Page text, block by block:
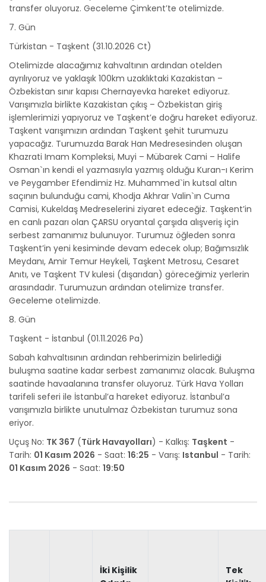
transfer oluyoruz. Geceleme Çimkent’te otelimizde.
7. Gün
Türkistan - Taşkent (31.10.2026 Ct)
Otelimizde alacağımız kahvaltının ardından otelden
ayrılıyoruz ve yaklaşık 100km uzaklıktaki Kazakistan –
Özbekistan sınır kapısı Chernayevka hareket ediyoruz.
Varışımızla birlikte Kazakistan çıkış – Özbekistan giriş
işlemlerimizi yapıyoruz ve Taşkent’e doğru hareket ediyoruz.
Taşkent varışımızın ardından Taşkent şehit turumuzu
yapacağız. Turumuzda Barak Han Medresesinden oluşan
Khazrati Imam Kompleksi, Muyi – Mübarek Cami – Halife
Osman`ın kendi el yazmasıyla yazmış olduğu Kuran-ı Kerim
ve Peygamber Efendimiz Hz. Muhammed`in kutsal altın
saçının bulunduğu cami, Khodja Akhrar Valin`ın Cuma
Camisi, Kukeldaş Medreselerini ziyaret edeceğiz. Taşkent’in
en canlı pazarı olan ÇARSU oryantal çarşıda alışveriş için
serbest zamanımız bulunuyor. Turumuz öğleden sonra
Taşkent’in yeni kesiminde devam edecek olup; Bağımsızlık
Meydanı, Amir Temur Heykeli, Taşkent Metrosu, Cesaret
Anıtı, ve Taşkent TV kulesi (dışarıdan) göreceğimiz yerlerin
arasındadır. Turumuzun ardından otelimize transfer.
Geceleme otelimizde.
8. Gün
Taşkent - İstanbul (01.11.2026 Pa)
Sabah kahvaltısının ardından rehberimizin belirlediği
buluşma saatine kadar serbest zamanımız olacak. Buluşma
saatinde havaalanına transfer oluyoruz. Türk Hava Yolları
tarifeli seferi ile İstanbul’a hareket ediyoruz. İstanbul’a
varışımızla birlikte unutulmaz Özbekistan turumuz sona
eriyor.
Uçuş No: TK 367 (Türk Havayolları) - Kalkış: Taşkent -
Tarih: 01 Kasım 2026 - Saat: 16:25 - Varış: Istanbul - Tarih:
01 Kasım 2026 - Saat: 19:50
İki Kişilik
Tek